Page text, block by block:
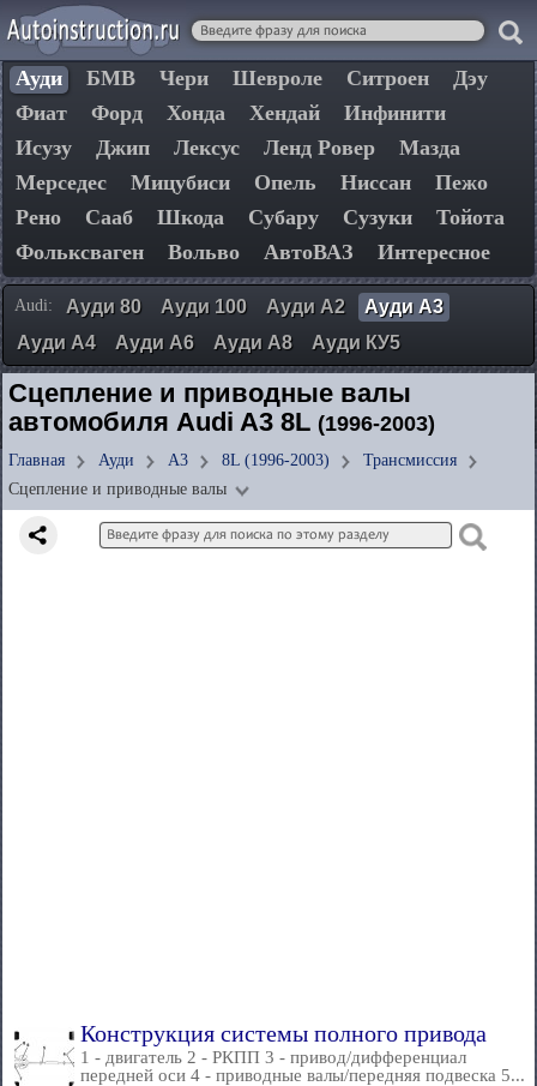
Ауди БМВ Чери Шевроле Ситроен
Дэу
Фиат
Форд Хонда Хендай
Инфинити
Исузу
Джип Лексус Ленд Ровер
Мазда
Мерседес
Мицубиси Опель Ниссан
Пежо
Рено
Сааб Шкода Субару Сузуки
Тойота
Фольксваген
Вольво АвтоВАЗ Интересное
Audi: Ауди 80 Ауди 100 Ауди А2
Ауди А3
Ауди А4
Ауди А6 Ауди А8 Ауди КУ5
Сцепление и приводные валы
автомобиля Audi A3 8L (1996-2003)
Главная Ауди А3 8L (1996-2003)
Трансмиссия
Сцепление и приводные валы
Конструкция системы полного привода
1 - двигатель 2 - РКПП 3 - привод/дифференциал
передней оси 4 - приводные валы/передняя подвеска 5...